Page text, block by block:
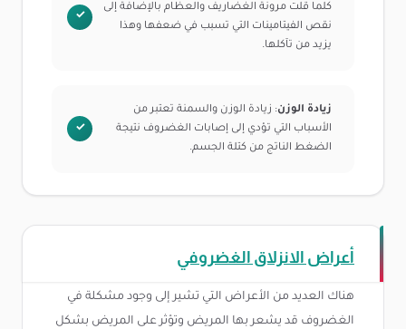
كلما قلت مرونة الغضاريف والعظام بالإضافة إلى
نقص الفيتامينات التي تسبب في ضعفها وهذا
يزيد من تآكلها.
زيادة الوزن: زيادة الوزن والسمنة تعتبر من
الأسباب التي تؤدي إلى إصابات الغضروف نتيجة
الضغط الناتج من كتلة الجسم.
أعراض الانزلاق الغضروفي
هناك العديد من الأعراض التي تشير إلى وجود مشكلة في
الغضروف قد يشعر بها المريض وتؤثر على المريض بشكل